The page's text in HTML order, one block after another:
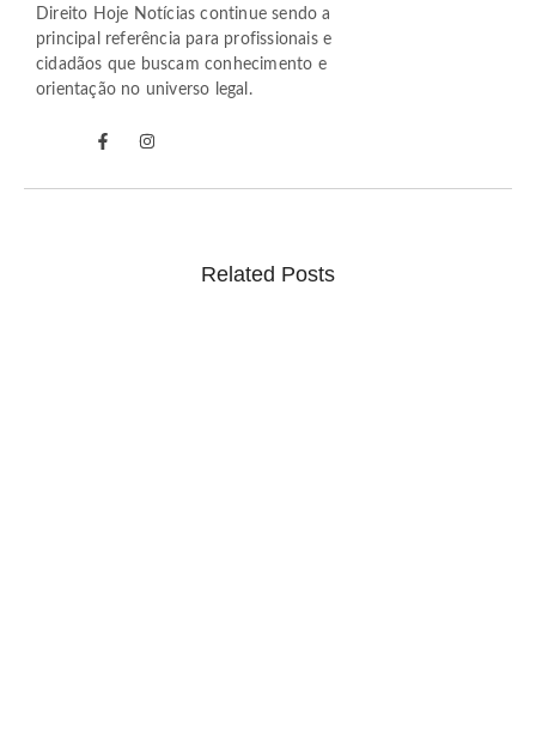
Direito Hoje Notícias continue sendo a
principal referência para profissionais e
cidadãos que buscam conhecimento e
orientação no universo legal.
Related Posts